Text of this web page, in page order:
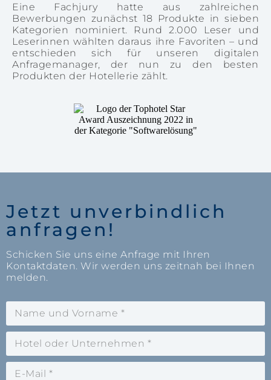
Eine Fachjury hatte aus zahlreichen
Bewerbungen zunächst 18 Produkte in sieben
Kategorien nominiert. Rund 2.000 Leser und
Leserinnen wählten daraus ihre Favoriten – und
entschieden sich für unseren digitalen
Anfragemanager, der nun zu den besten
Produkten der Hotellerie zählt.
Jetzt unverbindlich
anfragen!
Schicken Sie uns eine Anfrage mit Ihren
Kontaktdaten. Wir werden uns zeitnah bei Ihnen
melden.